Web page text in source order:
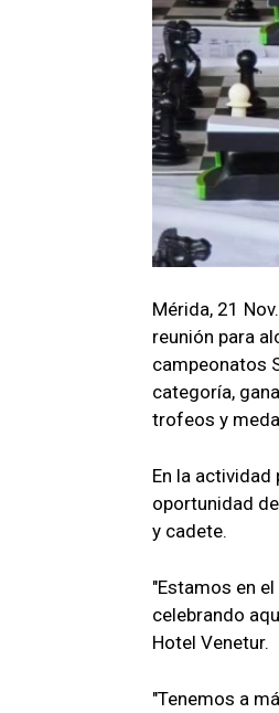
Mérida, 21
reunión para
campeonatos
categoría,
trofeos y
En la actividad
oportunidad
y cadete.
"Estamos en
celebrando
Hotel Venetur.
"Tenemos a